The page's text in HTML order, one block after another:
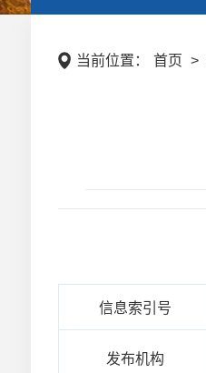
当前位置： 首页 >
信息索引号
发布机构